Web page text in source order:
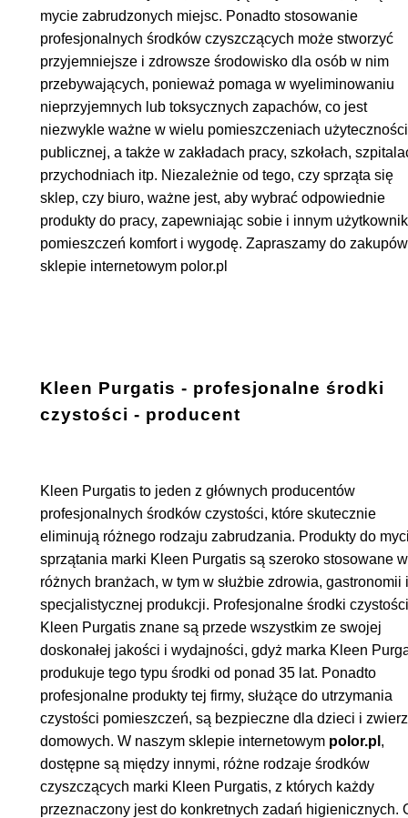
mycie zabrudzonych miejsc. Ponadto stosowanie
profesjonalnych środków czyszczących może stworzyć
przyjemniejsze i zdrowsze środowisko dla osób w nim
przebywających, ponieważ pomaga w wyeliminowaniu
nieprzyjemnych lub toksycznych zapachów, co jest
niezwykle ważne w wielu pomieszczeniach użyteczności
publicznej, a także w zakładach pracy, szkołach,
przychodniach itp. Niezależnie od tego, czy sprząta się
sklep, czy biuro, ważne jest, aby wybrać odpowiednie
produkty do pracy, zapewniając sobie i innym
pomieszczeń komfort i wygodę. Zapraszamy do
sklepie internetowym polor.pl
Kleen Purgatis - profesjonalne środki
czystości - producent
Kleen Purgatis to jeden z głównych producentów
profesjonalnych środków czystości, które skutecznie
eliminują różnego rodzaju zabrudzania. Produkty do
sprzątania marki Kleen Purgatis są szeroko stosowane w
różnych branżach, w tym w służbie zdrowia, gastronomii i
specjalistycznej produkcji. Profesjonalne środki czystości
Kleen Purgatis znane są przede wszystkim ze swojej
doskonałej jakości i wydajności, gdyż marka Kleen
produkuje tego typu środki od ponad 35 lat. Ponadto
profesjonalne produkty tej firmy, służące do utrzymania
czystości pomieszczeń, są bezpieczne dla dzieci i
domowych. W naszym sklepie internetowym polor.pl ,
dostępne są między innymi, różne rodzaje środków
czyszczących marki Kleen Purgatis, z których każdy
przeznaczony jest do konkretnych zadań higienicznych.